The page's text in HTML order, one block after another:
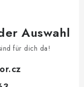
Auswahl
für dich da!